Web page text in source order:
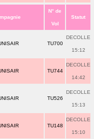
N° de
Vol
Statut
TU700
DECOLLE
15:12
TU744
DECOLLE
14:42
TU526
DECOLLE
15:13
TU148
DECOLLE
15:10